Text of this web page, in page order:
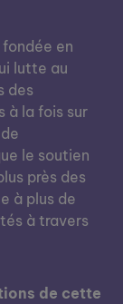
en
lutte au
des
à la fois sur
le soutien
près des
à plus de
à travers
de cette